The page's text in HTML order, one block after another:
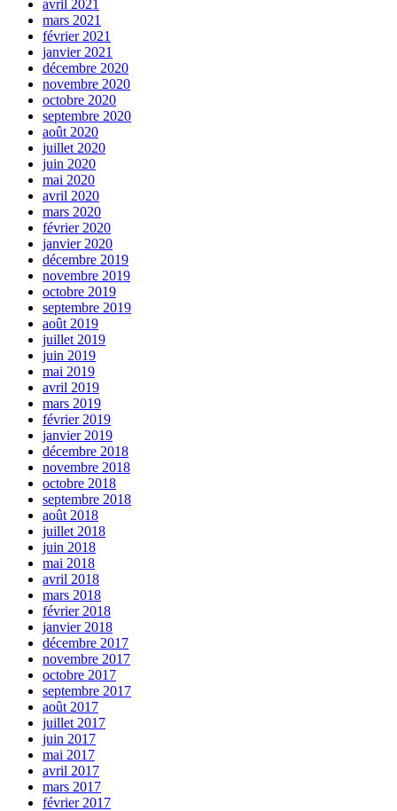
avril 2021
mars 2021
février 2021
janvier 2021
décembre 2020
novembre 2020
octobre 2020
septembre 2020
août 2020
juillet 2020
juin 2020
mai 2020
avril 2020
mars 2020
février 2020
janvier 2020
décembre 2019
novembre 2019
octobre 2019
septembre 2019
août 2019
juillet 2019
juin 2019
mai 2019
avril 2019
mars 2019
février 2019
janvier 2019
décembre 2018
novembre 2018
octobre 2018
septembre 2018
août 2018
juillet 2018
juin 2018
mai 2018
avril 2018
mars 2018
février 2018
janvier 2018
décembre 2017
novembre 2017
octobre 2017
septembre 2017
août 2017
juillet 2017
juin 2017
mai 2017
avril 2017
mars 2017
février 2017